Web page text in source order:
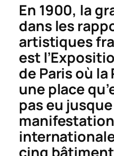
En 1900, la
dans les
artistiques
est
de Paris où la
une place
pas eu